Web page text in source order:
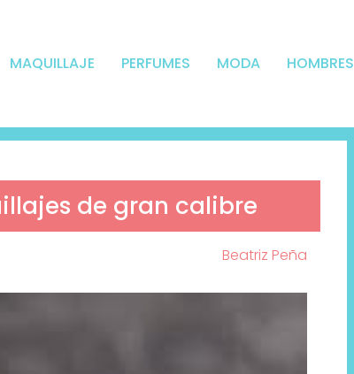
MAQUILLAJE PERFUMES MODA HOMBRES
de gran calibre
Beatriz Peña